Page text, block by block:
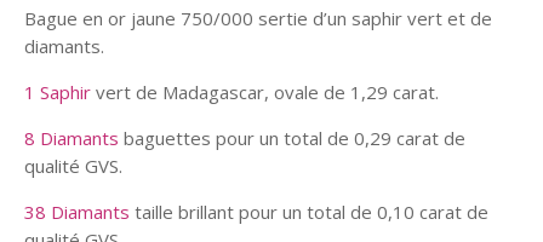
Bague en or jaune 750/000 sertie d’un saphir vert et de
diamants.
1 Saphir vert de Madagascar, ovale de 1,29 carat.
8 Diamants baguettes pour un total de 0,29 carat de
qualité GVS.
38 Diamants taille brillant pour un total de 0,10 carat de